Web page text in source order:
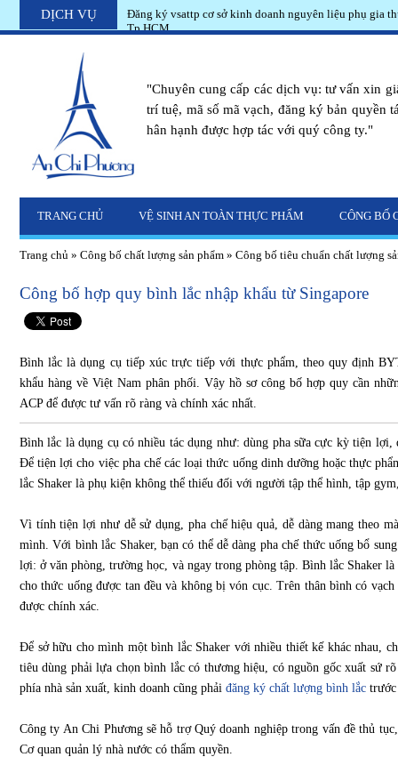
DỊCH VỤ
Đăng ký vsattp cơ sở kinh doanh nguyên liệu phụ gia
Tp.HCM
"Chuyên cung cấp các dịch vụ: tư vấn xin
trí tuệ, mã số mã vạch, đăng ký bản quyền
hân hạnh được hợp tác với quý công ty."
TRANG CHỦ VỆ SINH AN TOÀN THỰC PHẨM CÔNG BỐ
Trang chủ » Công bố chất lượng sản phẩm » Công bố tiêu chuẩn chất lượng
Công bố hợp quy bình lắc nhập khẩu từ Singapore
Bình lắc là dụng cụ tiếp xúc trực tiếp với thực phẩm, theo quy định
khẩu hàng về Việt Nam phân phối. Vậy hồ sơ công bố hợp quy cần
ACP để được tư vấn rõ ràng và chính xác nhất.
Bình lắc là dụng cụ có nhiều tác dụng như: dùng pha sữa cực kỳ tiện
Để tiện lợi cho việc pha chế các loại thức uống dinh dưỡng hoặc thực
lắc Shaker là phụ kiện không thể thiếu đối với người tập thể hình, tập
Vì tính tiện lợi như dễ sử dụng, pha chế hiệu quả, dễ dàng mang theo
mình. Với bình lắc Shaker, bạn có thể dễ dàng pha chế thức uống bổ
lợi: ở văn phòng, trường học, và ngay trong phòng tập. Bình lắc Shaker
cho thức uống được tan đều và không bị vón cục. Trên thân bình có
được chính xác.
Để sở hữu cho mình một bình lắc Shaker với nhiều thiết kế khác nhau,
tiêu dùng phải lựa chọn bình lắc có thương hiệu, có nguồn gốc xuất sứ
phía nhà sản xuất, kinh doanh cũng phải đăng ký chất lượng bình lắc trước
Công ty An Chi Phương sẽ hỗ trợ Quý doanh nghiệp trong vấn đề thủ
Cơ quan quản lý nhà nước có thẩm quyền.